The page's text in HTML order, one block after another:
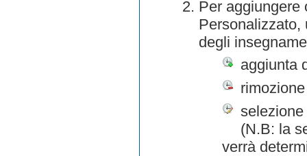
Per aggiungere
Personalizzato,
degli
aggiunta
(N.B: la
verrà